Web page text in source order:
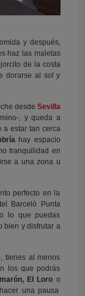
y después,
haz las maletas
de la costa
dorarse al sol y
desde Sevilla
, y queda a
a estar tan cerca
hay espacio
tranquilidad en
a una zona u
perfecto en la
Barceló Punta
lo que puedas
bien y disfrutar a
tienes al menos
los que podrás
El Loro o
una pausa